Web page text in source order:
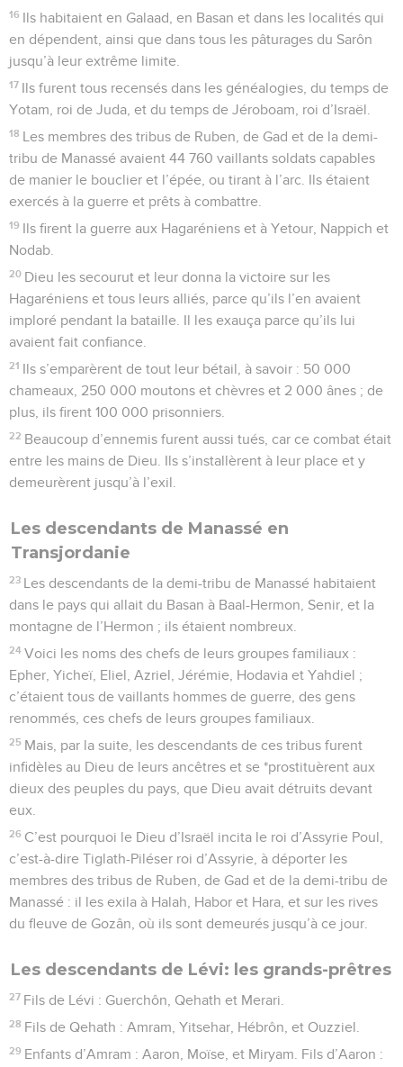
16 Ils habitaient en Galaad, en Basan et dans les localités qui
en dépendent, ainsi que dans tous les pâturages du Sarôn
jusqu’à leur extrême limite.
17 Ils furent tous recensés dans les généalogies, du temps de
Yotam, roi de Juda, et du temps de Jéroboam, roi d’Israël.
18 Les membres des tribus de Ruben, de Gad et de la demi-
tribu de Manassé avaient 44 760 vaillants soldats capables
de manier le bouclier et l’épée, ou tirant à l’arc. Ils étaient
exercés à la guerre et prêts à combattre.
19 Ils firent la guerre aux Hagaréniens et à Yetour, Nappich et
Nodab.
20 Dieu les secourut et leur donna la victoire sur les
Hagaréniens et tous leurs alliés, parce qu’ils l’en avaient
imploré pendant la bataille. Il les exauça parce qu’ils lui
avaient fait confiance.
21 Ils s’emparèrent de tout leur bétail, à savoir : 50 000
chameaux, 250 000 moutons et chèvres et 2 000 ânes ; de
plus, ils firent 100 000 prisonniers.
22 Beaucoup d’ennemis furent aussi tués, car ce combat était
entre les mains de Dieu. Ils s’installèrent à leur place et y
demeurèrent jusqu’à l’exil.
Les descendants de Manassé en
Transjordanie
23 Les descendants de la demi-tribu de Manassé habitaient
dans le pays qui allait du Basan à Baal-Hermon, Senir, et la
montagne de l’Hermon ; ils étaient nombreux.
24 Voici les noms des chefs de leurs groupes familiaux :
Epher, Yicheï, Eliel, Azriel, Jérémie, Hodavia et Yahdiel ;
c’étaient tous de vaillants hommes de guerre, des gens
renommés, ces chefs de leurs groupes familiaux.
25 Mais, par la suite, les descendants de ces tribus furent
infidèles au Dieu de leurs ancêtres et se *prostituèrent aux
dieux des peuples du pays, que Dieu avait détruits devant
eux.
26 C’est pourquoi le Dieu d’Israël incita le roi d’Assyrie Poul,
c’est-à-dire Tiglath-Piléser roi d’Assyrie, à déporter les
membres des tribus de Ruben, de Gad et de la demi-tribu de
Manassé : il les exila à Halah, Habor et Hara, et sur les rives
du fleuve de Gozân, où ils sont demeurés jusqu’à ce jour.
Les descendants de Lévi: les grands-prêtres
27 Fils de Lévi : Guerchôn, Qehath et Merari.
28 Fils de Qehath : Amram, Yitsehar, Hébrôn, et Ouzziel.
29 Enfants d’Amram : Aaron, Moïse, et Miryam. Fils d’Aaron :